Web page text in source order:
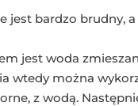
jest bardzo brudny,
jest woda
wtedy można
z wodą.